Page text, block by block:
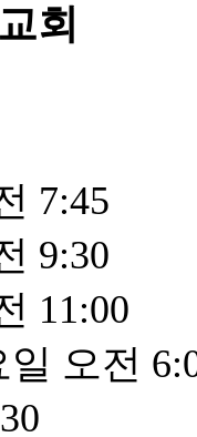
회
7:45
9:30
11:00
오전